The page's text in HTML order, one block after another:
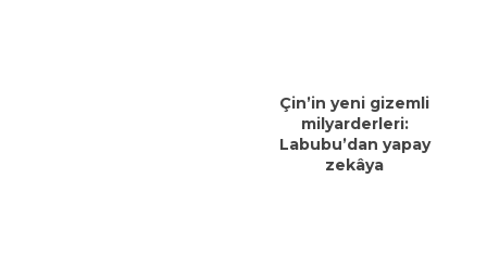
Çin’in yeni gizemli
milyarderleri:
Labubu’dan yapay
zekâya